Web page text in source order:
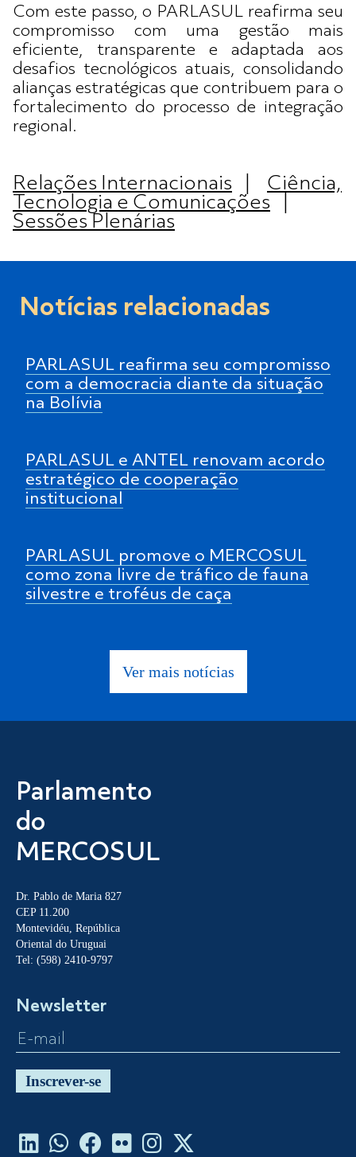
Com este passo, o PARLASUL reafirma seu
compromisso com uma gestão mais
eficiente, transparente e adaptada aos
desafios tecnológicos atuais, consolidando
alianças estratégicas que contribuem para o
fortalecimento do processo de integração
regional.
Relações Internacionais
Ciência,
Tecnologia e Comunicações
Sessões Plenárias
Notícias relacionadas
PARLASUL reafirma seu compromisso
com a democracia diante da situação
na Bolívia
PARLASUL e ANTEL renovam acordo
estratégico de cooperação
institucional
PARLASUL promove o MERCOSUL
como zona livre de tráfico de fauna
silvestre e troféus de caça
Ver mais notícias
Parlamento
do
MERCOSUL
Dr. Pablo de Maria 827
CEP 11.200
Montevidéu, República
Oriental do Uruguai
Tel: (598) 2410-9797
Newsletter
Inscrever-se